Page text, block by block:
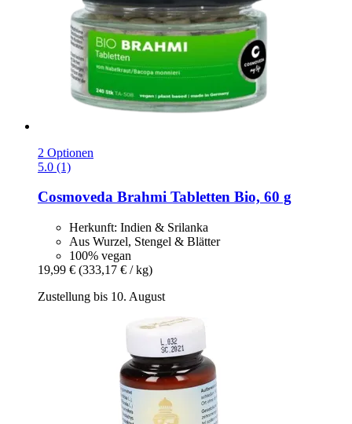
2 Optionen
5.0 (1)
Cosmoveda Brahmi Tabletten Bio, 60 g
Herkunft: Indien & Srilanka
Aus Wurzel, Stengel & Blätter
100% vegan
19,99 € (333,17 € / kg)
Zustellung bis 10. August